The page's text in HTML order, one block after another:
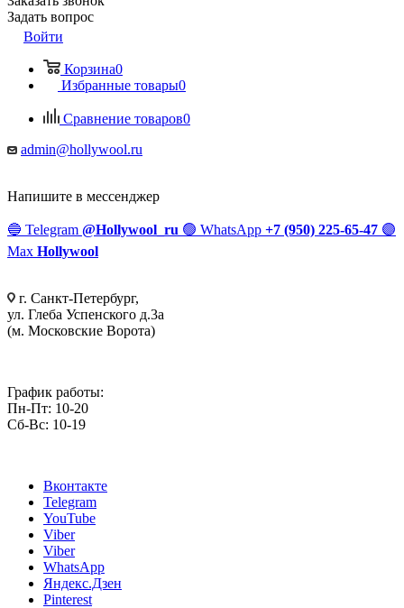
Задать вопрос
Войти
Корзина0
Избранные товары0
Сравнение товаров0
admin@hollywool.ru
Напишите в мессенджер
🔵 Telegram @Hollywool_ru 🟢 WhatsApp +7 (950) 225-65-47 🟣
Max Hollywool
г. Санкт-Петербург,
ул. Глеба Успенского д.3а
(м. Московские Ворота)
График работы:
Пн-Пт: 10-20
Сб-Вс: 10-19
Вконтакте
Telegram
YouTube
Viber
Viber
WhatsApp
Яндекс.Дзен
Pinterest